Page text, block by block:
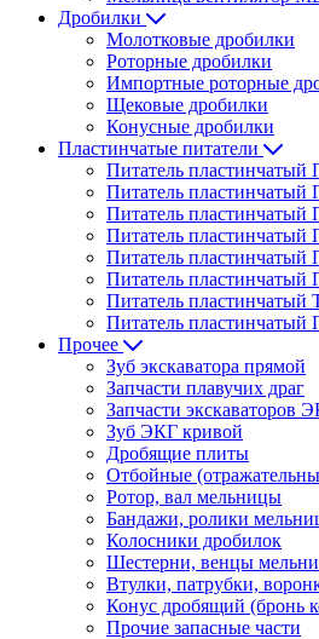
Дробилки
Молотковые дробилки
Роторные дробилки
Импортные роторные
Щековые дробилки
Конусные дробилки
Пластинчатые питатели
Питатель пластинчатый
Питатель пластинчатый
Питатель пластинчатый
Питатель пластинчатый
Питатель пластинчатый
Питатель пластинчатый
Питатель
Питатель пластинчатый
Прочее
Зуб экскаватора прямой
Запчасти плавучих драг
Запчасти экскаваторов
Зуб ЭКГ кривой
Дробящие плиты
Отбойные
Ротор, вал мельницы
Бандажи, ролики
Колосники дробилок
Шестерни, венцы
Втулки, патрубки,
Конус дробящий (бронь
Прочие запасные части